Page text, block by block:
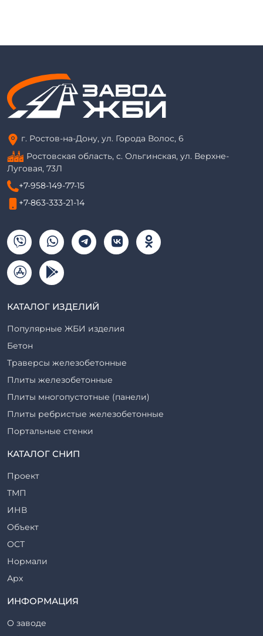
г. Ростов-на-Дону, ул. Города Волос, 6
Ростовская область, с. Ольгинская, ул. Верхне-
Луговая, 73Л
+7-958-149-77-15
+7-863-333-21-14
КАТАЛОГ ИЗДЕЛИЙ
Популярные ЖБИ изделия
Бетон
Траверсы железобетонные
Плиты железобетонные
Плиты многопустотные (панели)
Плиты ребристые железобетонные
Портальные стенки
Прогоны железобетонные
Ригели железобетонные
Сваи железобетонные
Стеновые блоки
Стойки железобетонные
Столбы железобетонные
Закладные детали
Трубы железобетонные
Утяжелители железобетонные
Фермы железобетонные
КАТАЛОГ СНИП
Проект
ТМП
ИНВ
Объект
ОСТ
Нормали
Арх
ТР
Серия
ИНФОРМАЦИЯ
О заводе